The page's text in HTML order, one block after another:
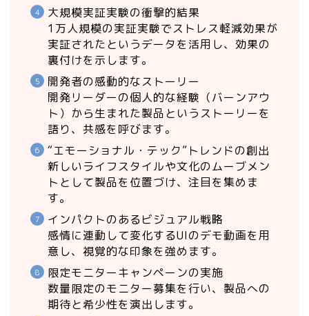
大規模実証実験の衝撃的結果
1万人規模の実証実験でストレス軽減効果が
実証されたというデータを活用し、効果の
裏付けを示します。
開発者の感動的なストーリー
開発リーダーの個人的な経験（バーンアウ
ト）から生まれた製品というストーリーを
語り、共感を呼びます。
“エモーショナル・テック”トレンドの創出
新しいライフスタイルや文化のムーブメン
トとして製品を位置づけ、注目を集めま
す。
インパクトのあるビジュアル戦略
感情に連動して変化するUIのデモ動画を用
意し、視覚的な印象を強めます。
限定モニターキャンペーンの実施
数量限定のモニター募集を行い、製品への
期待と希少性を演出します。